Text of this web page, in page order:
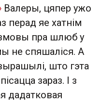
Валеры, цяпер ужо
перад яе хатнім
пра шлюб у
не спяшаліся. А
вырашылі, што гэта
зараз. І з
дадатковая